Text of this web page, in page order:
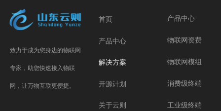
致力于成为您身边的物联网
专家，助您快速接入物联
网，让万物互联更便捷。
首页
产品中心
解决方案
开源计划
关于云则
产品中心
物联网资费
物联网模组
消费级终端
工业级终端